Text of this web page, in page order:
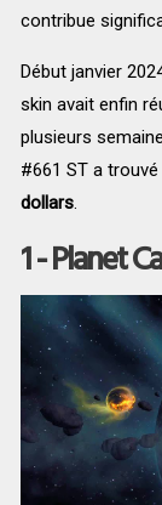
contribue
Début janvier
skin avait enfin
plusieurs
#661 ST a
dollars.
1 - Planet